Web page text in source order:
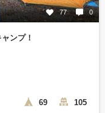
77 0
ンプ！
69 105